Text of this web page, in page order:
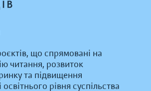
що спрямовані на
читання, розвиток
та підвищення
освітнього рівня суспільства